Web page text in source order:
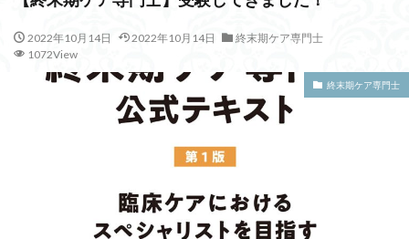
2022年10月14日 2022年10月14日
終末期ケア専門士
1072View
終末期ケア専門士